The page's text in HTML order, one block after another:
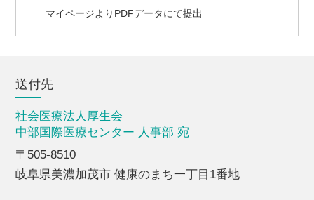
マイページよりPDFデータにて提出
送付先
社会医療法人厚生会
中部国際医療センター 人事部 宛
〒505-8510
岐阜県美濃加茂市 健康のまち一丁目1番地